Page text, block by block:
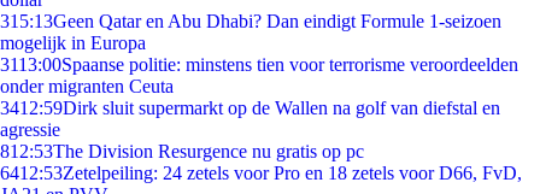
315:13Geen Qatar en Abu Dhabi? Dan eindigt Formule 1-seizoen
mogelijk in Europa
3113:00Spaanse politie: minstens tien voor terrorisme veroordeelden
onder migranten Ceuta
3412:59Dirk sluit supermarkt op de Wallen na golf van diefstal en
agressie
812:53The Division Resurgence nu gratis op pc
6412:53Zetelpeiling: 24 zetels voor Pro en 18 zetels voor D66, FvD,